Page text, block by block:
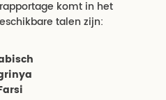
komt in het
talen zijn:
Farsi